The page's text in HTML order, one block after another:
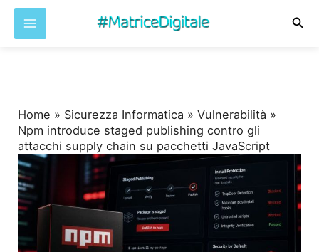
Home » Sicurezza Informatica »Vulnerabilità »
Npm introduce staged publishing contro gli
attacchi supply chain su pacchetti JavaScript